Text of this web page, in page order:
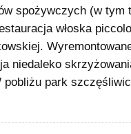
spożywczych (w tym
włoska
niedaleko
park